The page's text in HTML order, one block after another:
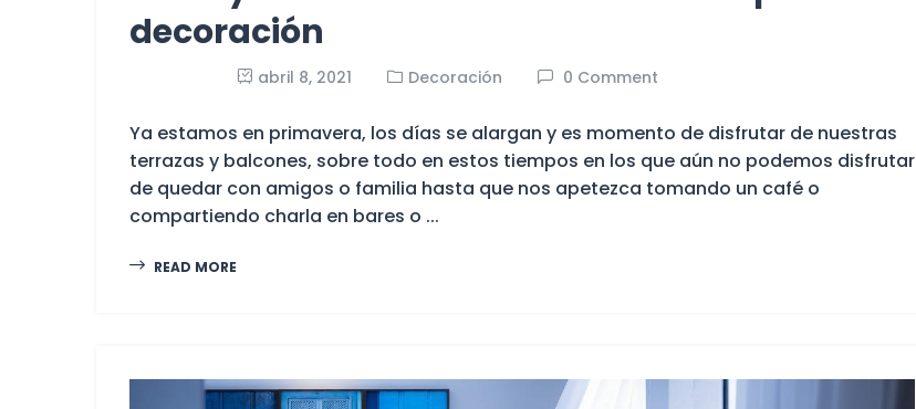
decoración
abril 8, 2021 Decoración 0 Comment
Ya estamos en primavera, los días se alargan y es momento de disfrutar de nuestras
terrazas y balcones, sobre todo en estos tiempos en los que aún no podemos disfrutar
de quedar con amigos o familia hasta que nos apetezca tomando un café o
compartiendo charla en bares o ...
READ MORE